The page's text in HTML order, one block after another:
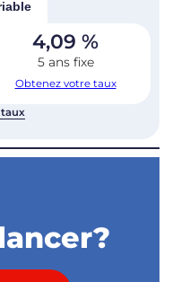
4,09 %
5 ans fixe
Obtenez votre taux
taux